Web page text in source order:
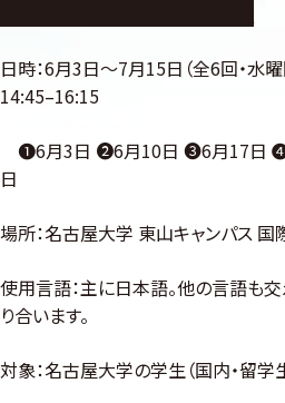
日時：6月3日〜7月15日（全6回・水
14:45–16:15
❶6月3日 ❷6月10日 ❸6月17日
日
場所：名古屋大学 東山キャンパス
使用言語：主に日本語。他の言語も
り合います。
対象：名古屋大学の学生（国内・留学